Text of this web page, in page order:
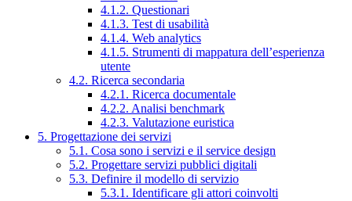
4.1.2. Questionari
4.1.3. Test di usabilità
4.1.4. Web analytics
4.1.5. Strumenti di mappatura dell’esperienza
utente
4.2. Ricerca secondaria
4.2.1. Ricerca documentale
4.2.2. Analisi benchmark
4.2.3. Valutazione euristica
5. Progettazione dei servizi
5.1. Cosa sono i servizi e il service design
5.2. Progettare servizi pubblici digitali
5.3. Definire il modello di servizio
5.3.1. Identificare gli attori coinvolti